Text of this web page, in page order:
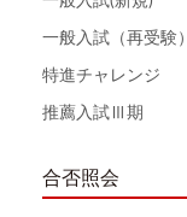
一般入試（再受験）
特進チャレンジ
推薦入試Ⅲ期
合否照会